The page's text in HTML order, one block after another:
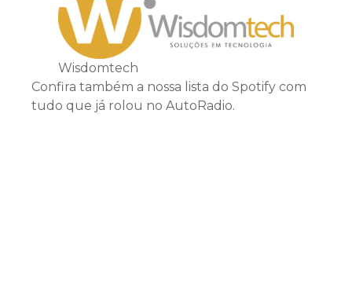
Wisdomtech
Confira também a nossa lista do Spotify com
tudo que já rolou no AutoRadio.